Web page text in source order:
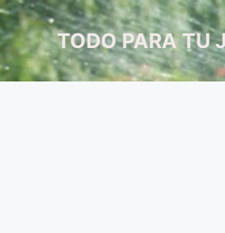
Saltar
al
contenidoTODO PARA TU